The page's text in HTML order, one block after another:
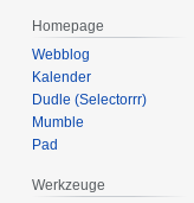
Homepage
Webblog
Kalender
Dudle (Selectorrr)
Mumble
Pad
Werkzeuge